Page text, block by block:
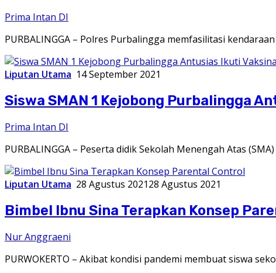
Prima Intan DI
PURBALINGGA – Polres Purbalingga memfasilitasi
Liputan Utama 14 September 2021
Siswa SMAN 1 Kejobong Purbalingga
Prima Intan DI
PURBALINGGA – Peserta didik Sekolah Menengah Atas
Liputan Utama 28 Agustus 202128 Agustus 2021
Bimbel Ibnu Sina Terapkan Konsep
Nur Anggraeni
PURWOKERTO – Akibat kondisi pandemi membuat siswa